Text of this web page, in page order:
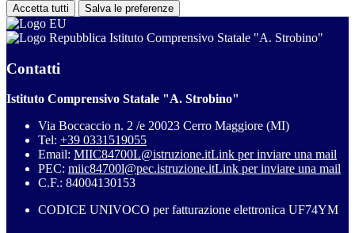
Accetta tutti Salva le preferenze
Istituto Comprensivo Statale "A. Strobino"
Contatti
Istituto Comprensivo Statale "A. Strobino"
Via Boccaccio n. 2 /e 20023 Cerro Maggiore (MI)
Tel: +39 0331519055
Email: MIIC84700L@istruzione.itLink per inviare una mail
PEC: miic84700l@pec.istruzione.itLink per inviare una mail
C.F.: 84004130153
CODICE UNIVOCO per fatturazione elettronica UF74YM